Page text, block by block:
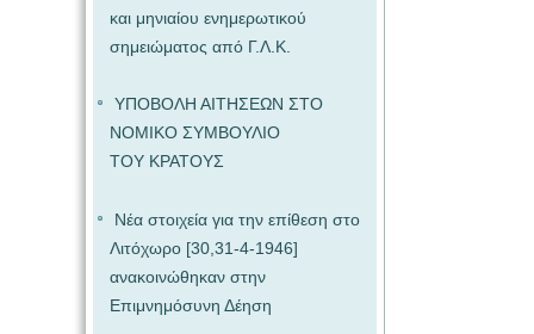
και μηνιαίου ενημερωτικού
σημειώματος από Γ.Λ.Κ.
ΥΠΟΒΟΛΗ ΑΙΤΗΣΕΩΝ ΣΤΟ
ΝΟΜΙΚΟ ΣΥΜΒΟΥΛΙΟ
ΤΟΥ ΚΡΑΤΟΥΣ
Νέα στοιχεία για την επίθεση στο
Λιτόχωρο [30,31-4-1946]
ανακοινώθηκαν στην
Επιμνημόσυνη Δέηση